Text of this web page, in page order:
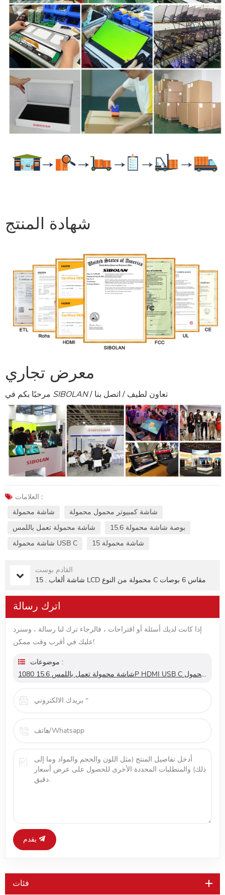
شهادة المنتج
معرض تجاري
SIBOLAN / تعاون لطيف /اتصل بنا
العلامات :
شاشة محمولة
شاشة كمبيوتر محمول محمولة
شاشة محمولة تعمل باللمس
15.6 بوصة شاشة محمولة
شاشة محمولة USB C
شاشة محمولة 15
القادم بوست
15 . شاشة ألعاب LCD محمولة من النوع C مقاس 6 بوصات
اترك رسالة
إذا كانت لديك أسئلة أو اقتراحات ، فالرجاء ترك لنا رسالة ، وسنرد
عليك في أقرب وقت ممكن!
موضوعات :
شاشة محمولة تعمل باللمس 15.6 1080P HDMI USB C شاشة كمبيوتر فائقة النحافة أثناء السفر للكمبيوتر المحمول
يقدم
فئات